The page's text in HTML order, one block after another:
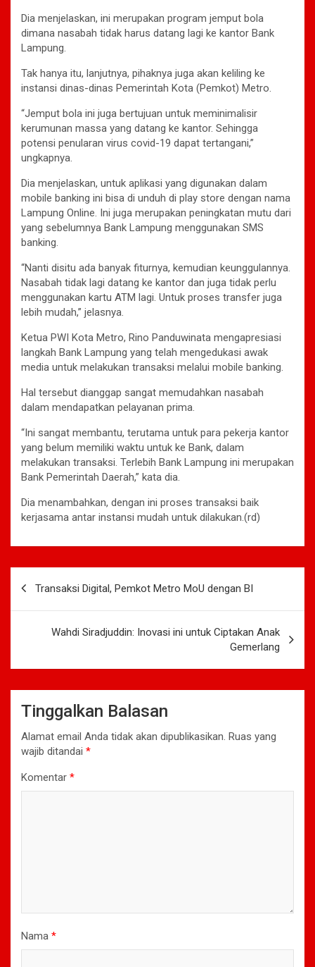
Dia menjelaskan, ini merupakan program jemput bola
dimana nasabah tidak harus datang lagi ke kantor Bank
Lampung.
Tak hanya itu, lanjutnya, pihaknya juga akan keliling ke
instansi dinas-dinas Pemerintah Kota (Pemkot) Metro.
“Jemput bola ini juga bertujuan untuk meminimalisir
kerumunan massa yang datang ke kantor. Sehingga
potensi penularan virus covid-19 dapat tertangani,”
ungkapnya.
Dia menjelaskan, untuk aplikasi yang digunakan dalam
mobile banking ini bisa di unduh di play store dengan nama
Lampung Online. Ini juga merupakan peningkatan mutu dari
yang sebelumnya Bank Lampung menggunakan SMS
banking.
“Nanti disitu ada banyak fiturnya, kemudian keunggulannya.
Nasabah tidak lagi datang ke kantor dan juga tidak perlu
menggunakan kartu ATM lagi. Untuk proses transfer juga
lebih mudah,” jelasnya.
Ketua PWI Kota Metro, Rino Panduwinata mengapresiasi
langkah Bank Lampung yang telah mengedukasi awak
media untuk melakukan transaksi melalui mobile banking.
Hal tersebut dianggap sangat memudahkan nasabah
dalam mendapatkan pelayanan prima.
“Ini sangat membantu, terutama untuk para pekerja kantor
yang belum memiliki waktu untuk ke Bank, dalam
melakukan transaksi. Terlebih Bank Lampung ini merupakan
Bank Pemerintah Daerah,” kata dia.
Dia menambahkan, dengan ini proses transaksi baik
kerjasama antar instansi mudah untuk dilakukan.(rd)
Transaksi Digital, Pemkot Metro MoU dengan BI
Wahdi Siradjuddin: Inovasi ini untuk Ciptakan Anak
Gemerlang
Tinggalkan Balasan
Alamat email Anda tidak akan dipublikasikan. Ruas yang
wajib ditandai *
Komentar *
Nama *